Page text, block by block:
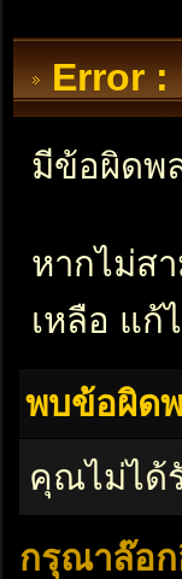
Error :
มีข้อผิดพ
หากไม่ส
เหลือ แ
พบข้อผิด
คุณไม่ได้
กรุณาล๊อก